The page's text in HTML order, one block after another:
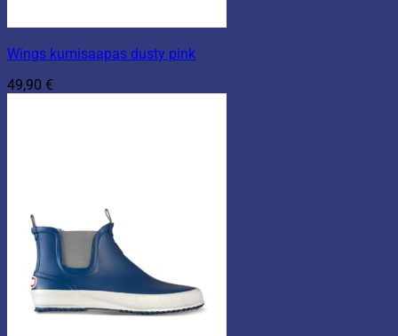
Wings kumisaapas dusty pink
49,90 €